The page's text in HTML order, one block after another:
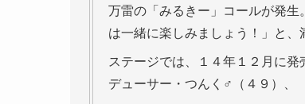
万雷の「みるきー」コールが発
は一緒に楽しみましょう！」と、
ステージでは、１４年１２月に
デューサー・つんく♂（４９）、